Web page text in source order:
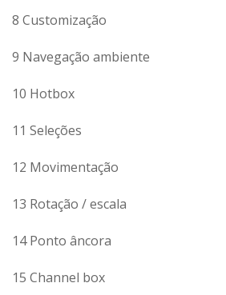
8 Customização
9 Navegação ambiente
10 Hotbox
11 Seleções
12 Movimentação
13 Rotação / escala
14 Ponto âncora
15 Channel box